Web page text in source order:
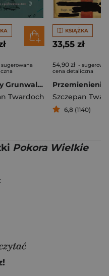
sugerowana
Wieczny Grunwald wyd. 3
Twardoch
KSIĄŻKA
33,55 zł
54,90 zł -
cena detaliczna
Przemienienie
Szczepan
6,8 (1140)
Pokora Wielkie